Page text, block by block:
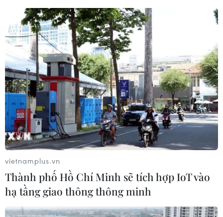
TIN CÙNG CHUYÊN MỤC
Đẩy mạnh hợp tác Việt Nam-Đức
trong lĩnh vực xuất bản giáo dục
10/08/2026 14:58
vietnamplus.vn
Thành phố Hồ Chí Minh sẽ tích hợp IoT vào
hạ tầng giao thông thông minh